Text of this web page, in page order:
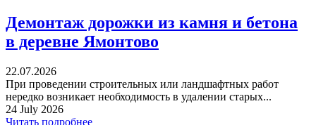
Демонтаж дорожки из камня и бетона
в деревне Ямонтово
22.07.2026
При проведении строительных или ландшафтных работ
нередко возникает необходимость в удалении старых...
24 July 2026
Читать подробнее